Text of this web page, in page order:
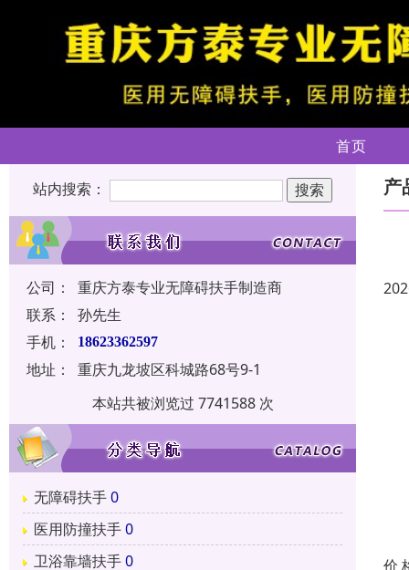
首页
站内搜索：
公司：
重庆方泰专业无障碍扶手制造商
联系：
孙先生
手机：
18623362597
地址：
重庆九龙坡区科城路68号9-1
本站共被浏览过 7741588 次
无障碍扶手0
医用防撞扶手0
卫浴靠墙扶手0
产
价